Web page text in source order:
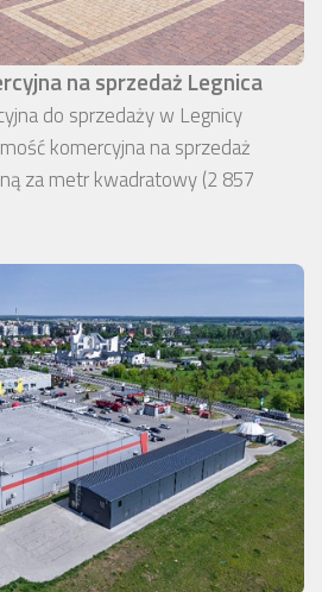
na sprzedaż Legnica
do sprzedaży w Legnicy
komercyjna na sprzedaż
za metr kwadratowy (2 857